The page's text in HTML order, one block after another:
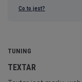
Co to jest?
TUNING
TEXTAR